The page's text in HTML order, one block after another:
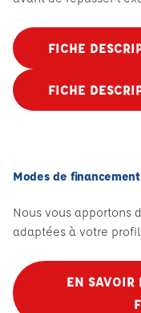
FICHE
FICHE
Modes de financement
Nous vous apportons
adaptées à votre
EN SAVOIR